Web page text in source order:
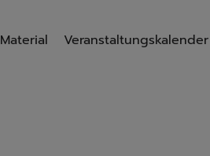
Material Veranstaltungskalender